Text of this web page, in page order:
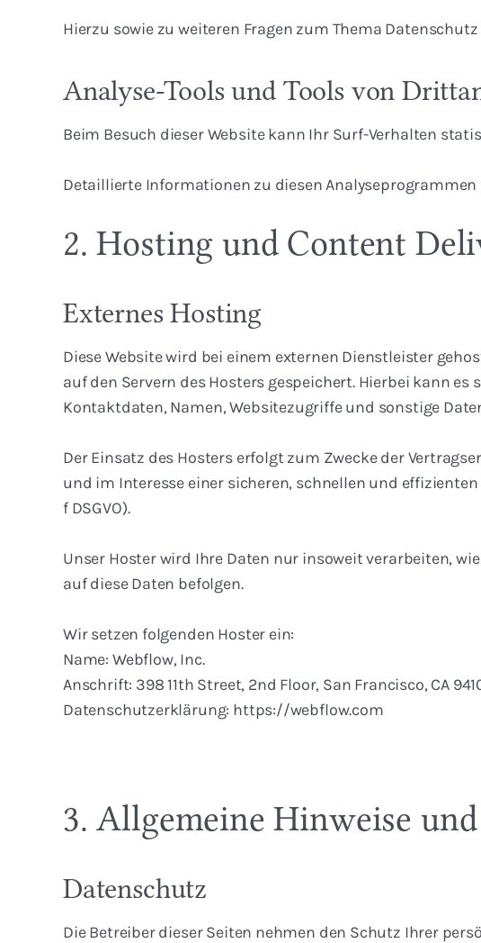
Hierzu sowie zu weiteren Fragen zum Thema
Analyse-Tools und Tools von
Beim Besuch dieser Website kann Ihr Surf-Verhalten
Detaillierte Informationen zu diesen
2. Hosting und Content
Externes Hosting
Diese Website wird bei einem externen Dienstleister
auf den Servern des Hosters gespeichert. Hierbei kann
Kontaktdaten, Namen, Websitezugriffe und sonstige
Der Einsatz des Hosters erfolgt zum Zwecke der
und im Interesse einer sicheren, schnellen und
f DSGVO).
Unser Hoster wird Ihre Daten nur insoweit verarbeiten,
auf diese Daten befolgen.
Wir setzen folgenden Hoster ein:
Name: Webflow, Inc.
Anschrift: 398 11th Street, 2nd Floor, San Francisco, CA
Datenschutzerklärung: https://webflow.com
3. Allgemeine Hinweise
Datenschutz
Die Betreiber dieser Seiten nehmen den Schutz Ihrer